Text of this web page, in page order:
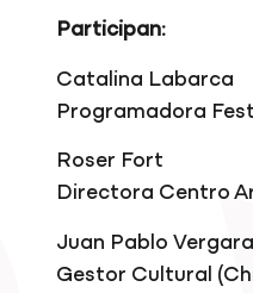
Participan:
Catalina Labarca
Programadora
Roser Fort
Directora Centro
Juan Pablo Vergara
Gestor Cultural